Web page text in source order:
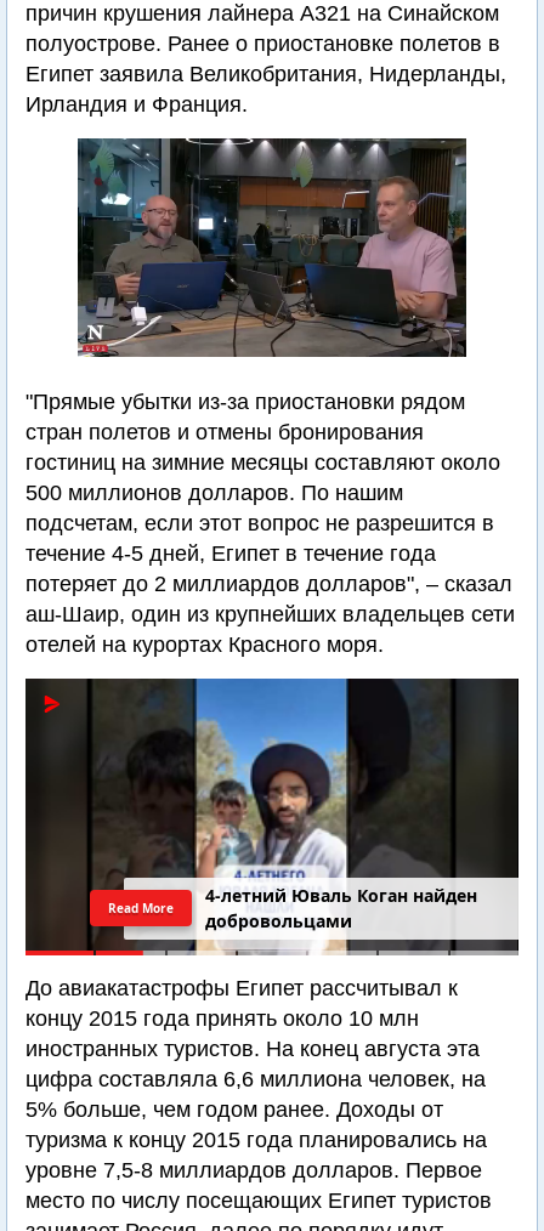
причин крушения лайнера А321 на Синайском
полуострове. Ранее о приостановке полетов в
Египет заявила Великобритания, Нидерланды,
Ирландия и Франция.
"Прямые убытки из-за приостановки рядом
стран полетов и отмены бронирования
гостиниц на зимние месяцы составляют около
500 миллионов долларов. По нашим
подсчетам, если этот вопрос не разрешится в
течение 4-5 дней, Египет в течение года
потеряет до 2 миллиардов долларов", – сказал
аш-Шаир, один из крупнейших владельцев сети
отелей на курортах Красного моря.
4-летний Юваль Коган найден
добровольцами
Read More
До авиакатастрофы Египет рассчитывал к
концу 2015 года принять около 10 млн
иностранных туристов. На конец августа эта
цифра составляла 6,6 миллиона человек, на
5% больше, чем годом ранее. Доходы от
туризма к концу 2015 года планировались на
уровне 7,5-8 миллиардов долларов. Первое
место по числу посещающих Египет туристов